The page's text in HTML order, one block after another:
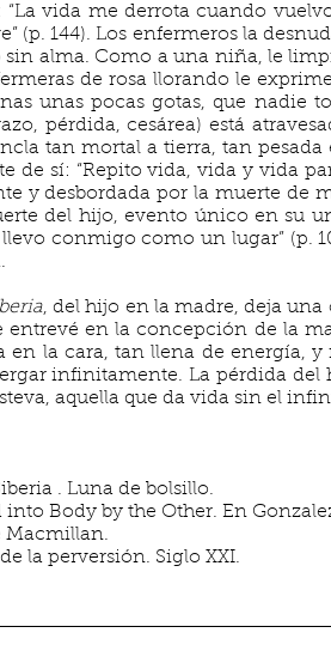
vida me derrota cuando
(p. 144). Los enfermeros la
alma. Como a una niña, le
de rosa llorando le
unas pocas gotas, que nadie
pérdida, cesárea) está
tan mortal a tierra, tan pesada
de sí: “Repito vida, vida y vida
y desbordada por la muerte de
del hijo, evento único en su
conmigo como un lugar” (p.
, del hijo en la madre, deja una
entrevé en la concepción de la
en la cara, tan llena de energía,
infinitamente. La pérdida
aquella que da vida sin el
. Luna de bolsillo.
Body by the Other. En
Macmillan.
la perversión. Siglo XXI.